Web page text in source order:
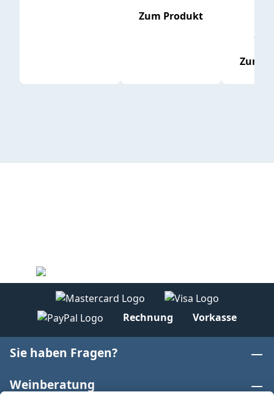
Zum Produkt
Zum
Rechnung Vorkasse
Sie haben Fragen?
Weinberatung